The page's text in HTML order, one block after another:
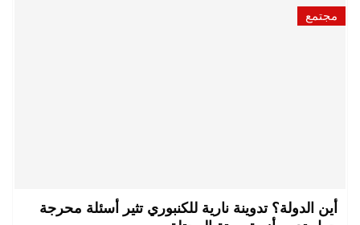
مجتمع
أين الدولة؟ تدوينة نارية للكنبوري تثير أسئلة محرجة